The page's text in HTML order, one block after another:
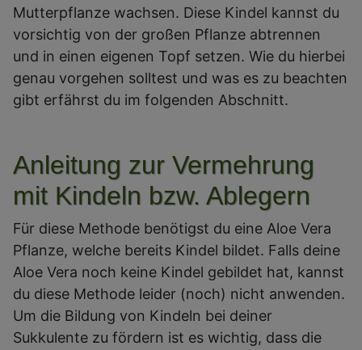
Mutterpflanze wachsen. Diese Kindel kannst du
vorsichtig von der großen Pflanze abtrennen
und in einen eigenen Topf setzen. Wie du hierbei
genau vorgehen solltest und was es zu beachten
gibt erfährst du im folgenden Abschnitt.
Anleitung zur Vermehrung
mit Kindeln bzw. Ablegern
Für diese Methode benötigst du eine Aloe Vera
Pflanze, welche bereits Kindel bildet. Falls deine
Aloe Vera noch keine Kindel gebildet hat, kannst
du diese Methode leider (noch) nicht anwenden.
Um die Bildung von Kindeln bei deiner
Sukkulente zu fördern ist es wichtig, dass die